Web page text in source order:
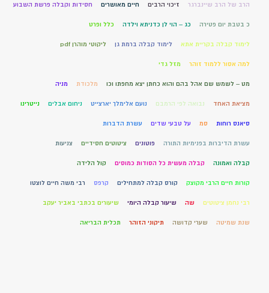
הרב של הרב שיינברגר זיכוי הרבים חיים מאושרים חסידות וקבלה פרשת השבוע
כ בטבת יום פטירה כג – הוי לן כדניתא וילדה כלל ופרט
לימוד קבלה בקריית אתא לימוד קבלה ברמת גן ליקוטי מוהרן pdf
למה אסור ללמוד זוהר מזל גדי
מט – לשמש שם אהל בהם והוא כחתן יצא מחפתו וכו מלכודת מניה
מציאת האחד נבואה לפי הרמבם נועם אלימלך יארצייט ניחום אבלים נייטרינו
סיאנס רוחות סמ על טבעי שדים עשרת הדברות
עשרת הדיברות בפנימיות התורה פוטונים ציטוטים חסידיים צניעות
קבלה ואמונה קבלה מעשית כל הסודות כמוסים קול הלידה
קורות חיים הרבי מקוצק קורס קבלה למתחילים קרפס רבי משה חיים לוצטו
רבי נחמן ציטוטים שה שיעור קבלה היומי שיעורים בכתבי באביר יעקב
שנת שמיטה שערי קדושה תיקוני הזוהר תכלית הבריאה